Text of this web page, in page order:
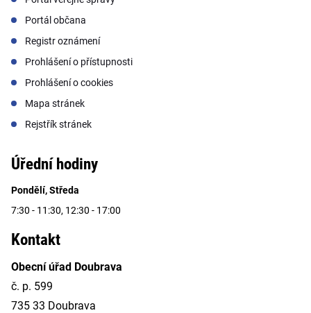
Portál občana
Registr oznámení
Prohlášení o přístupnosti
Prohlášení o cookies
Mapa stránek
Rejstřík stránek
Úřední hodiny
Pondělí, Středa
7:30 - 11:30, 12:30 - 17:00
Kontakt
Obecní úřad Doubrava
č. p. 599
735 33 Doubrava